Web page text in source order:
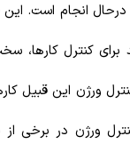
انجام است. این
برای کنترل کارها،
ورژن این قبیل
ورژن در برخی از